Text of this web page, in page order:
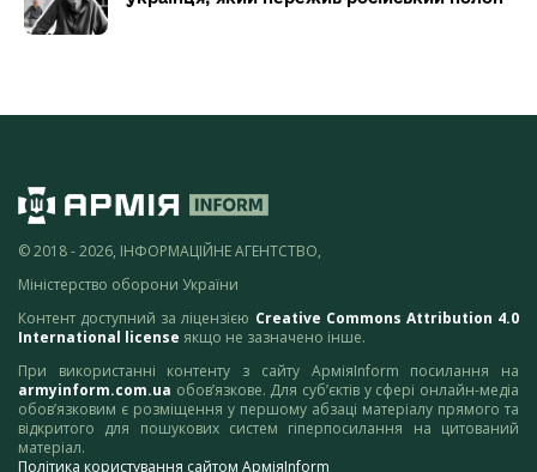
© 2018 - 2026, ІНФОРМАЦІЙНЕ АГЕНТСТВО,
Міністерство оборони України
Контент доступний за ліцензією Creative Commons Attribution 4.0
International license якщо не зазначено інше.
При використанні контенту з сайту АрміяInform посилання на
armyinform.com.ua обов’язкове. Для суб’єктів у сфері онлайн-медіа
обов’язковим є розміщення у першому абзаці матеріалу прямого та
відкритого для пошукових систем гіперпосилання на цитований
матеріал.
Політика користування сайтом АрміяInform